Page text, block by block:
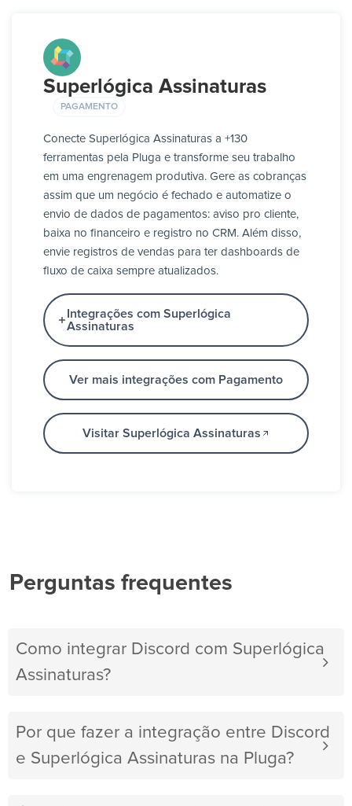
Superlógica Assinaturas
PAGAMENTO
Conecte Superlógica Assinaturas a +130
ferramentas pela Pluga e transforme seu trabalho
em uma engrenagem produtiva. Gere as cobranças
assim que um negócio é fechado e automatize o
envio de dados de pagamentos: aviso pro cliente,
baixa no financeiro e registro no CRM. Além disso,
envie registros de vendas para ter dashboards de
fluxo de caixa sempre atualizados.
Integrações com Superlógica
Assinaturas
Ver mais integrações com Pagamento
Visitar Superlógica Assinaturas
Perguntas frequentes
Como integrar Discord com Superlógica
Assinaturas?
Por que fazer a integração entre Discord
e Superlógica Assinaturas na Pluga?